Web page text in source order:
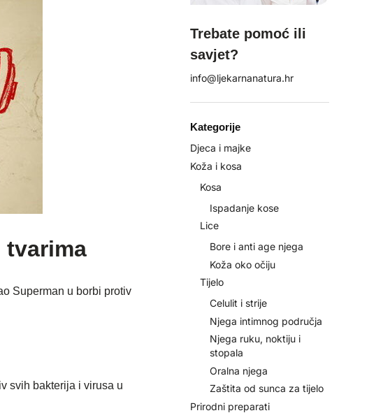
Superman u borbi protiv
svih bakterija i virusa u
Trebate pomoć ili
savjet?
info@ljekarnanatura.hr
Kategorije
Djeca i majke
Koža i kosa
Kosa
Ispadanje kose
Lice
Bore i anti age njega
Koža oko očiju
Tijelo
Celulit i strije
Njega intimnog područja
Njega ruku, noktiju i
stopala
Oralna njega
Zaštita od sunca za tijelo
Prirodni preparati